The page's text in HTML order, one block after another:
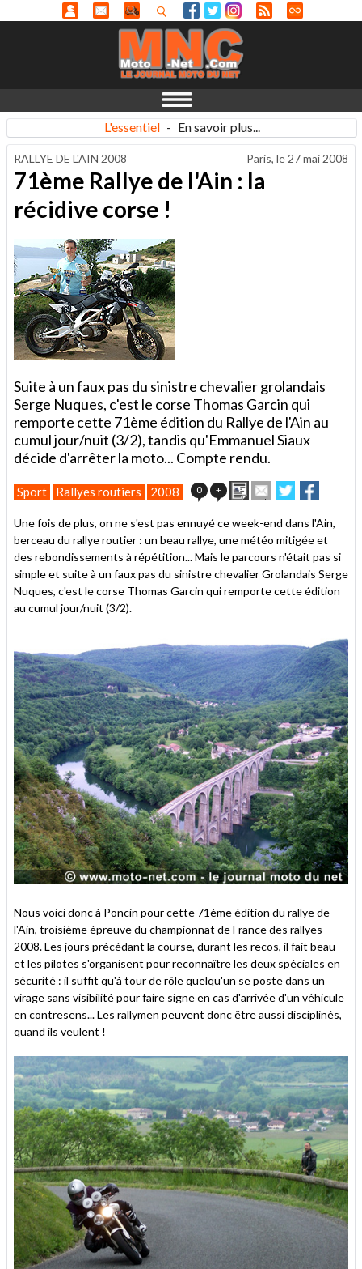
L'essentiel - En savoir plus...
RALLYE DE L'AIN 2008 Paris, le 27 mai 2008
71ème Rallye de l'Ain : la
récidive corse !
Suite à un faux pas du sinistre chevalier grolandais
Serge Nuques, c'est le corse Thomas Garcin qui
remporte cette 71ème édition du Rallye de l'Ain au
cumul jour/nuit (3/2), tandis qu'Emmanuel Siaux
décide d'arrêter la moto... Compte rendu.
Sport Rallyes routiers 2008 0 + ImprimerEnvoyer
cet
à
un
ami
Partager
sur
sur
Une fois de plus, on ne s'est pas ennuyé ce week-end dans l'Ain,
berceau du rallye routier : un beau rallye, une météo mitigée et
des rebondissements à répétition... Mais le parcours n'était pas si
simple et suite à un faux pas du sinistre chevalier Grolandais Serge
Nuques, c'est le corse Thomas Garcin qui remporte cette édition
au cumul jour/nuit (3/2).
Nous voici donc à Poncin pour cette 71ème édition du rallye de
l'Ain, troisième épreuve du championnat de France des rallyes
2008. Les jours précédant la course, durant les recos, il fait beau
et les pilotes s'organisent pour reconnaître les deux spéciales en
sécurité : il suffit qu'à tour de rôle quelqu'un se poste dans un
virage sans visibilité pour faire signe en cas d'arrivée d'un véhicule
en contresens... Les rallymen peuvent donc être aussi disciplinés,
quand ils veulent !